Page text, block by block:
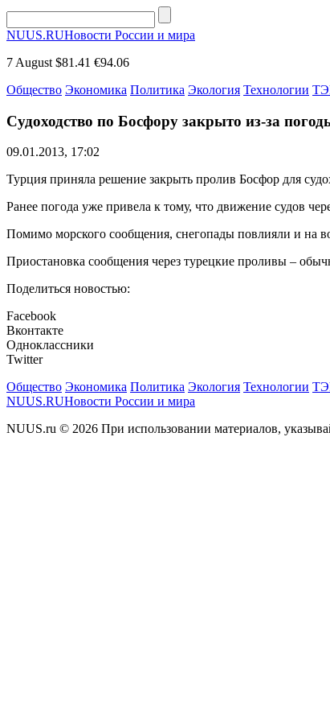
NUUS.RUНовости России и мира
7 August $81.41 €94.06
Общество Экономика Политика Экология Технологии
Судоходство по Босфору закрыто из-за
09.01.2013, 17:02
Турция приняла решение закрыть пролив Босфор для
Ранее погода уже привела к тому, что движение судов
Помимо морского сообщения, снегопады повлияли и на
Приостановка сообщения через турецкие проливы –
Поделиться новостью:
Facebook
Вконтакте
Одноклассники
Twitter
Общество Экономика Политика Экология Технологии
NUUS.RUНовости России и мира
NUUS.ru © 2026 При использовании материалов,